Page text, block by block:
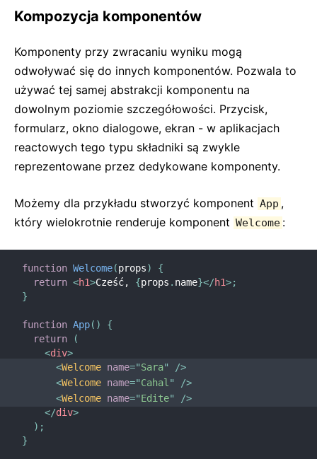
Kompozycja komponentów
Komponenty przy zwracaniu wyniku mogą
odwoływać się do innych komponentów. Pozwala to
używać tej samej abstrakcji komponentu na
dowolnym poziomie szczegółowości. Przycisk,
formularz, okno dialogowe, ekran - w aplikacjach
reactowych tego typu składniki są zwykle
reprezentowane przez dedykowane komponenty.
Możemy dla przykładu stworzyć komponent App ,
który wielokrotnie renderuje komponent Welcome :
function Welcome(props)
{
return <h1>Cześć, {props . name}</h1>;
}
function App( )
{
return
(
<div>
<Welcome name="Sara"
/>
<Welcome name="Cahal "
/>
<Welcome name="Edite"
/>
</div>
) ;
}